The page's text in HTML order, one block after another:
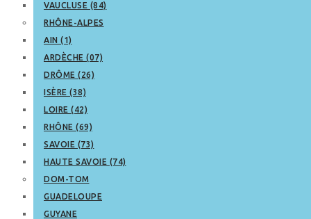
VAUCLUSE (84)
RHÔNE-ALPES
AIN (1)
ARDÈCHE (07)
DRÔME (26)
ISÈRE (38)
LOIRE (42)
RHÔNE (69)
SAVOIE (73)
HAUTE SAVOIE (74)
DOM-TOM
GUADELOUPE
GUYANE